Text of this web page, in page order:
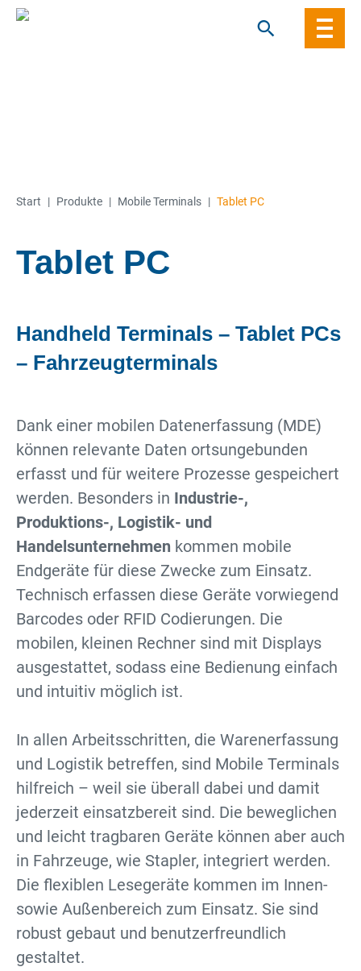
Start | Produkte | Mobile Terminals | Tablet PC
Tablet PC
Handheld Terminals – Tablet PCs
– Fahrzeugterminals
Dank einer mobilen Datenerfassung (MDE)
können relevante Daten ortsungebunden
erfasst und für weitere Prozesse gespeichert
werden. Besonders in Industrie-,
Produktions-, Logistik- und
Handelsunternehmen kommen mobile
Endgeräte für diese Zwecke zum Einsatz.
Technisch erfassen diese Geräte vorwiegend
Barcodes oder RFID Codierungen. Die
mobilen, kleinen Rechner sind mit Displays
ausgestattet, sodass eine Bedienung einfach
und intuitiv möglich ist.
In allen Arbeitsschritten, die Warenerfassung
und Logistik betreffen, sind Mobile Terminals
hilfreich – weil sie überall dabei und damit
jederzeit einsatzbereit sind. Die beweglichen
und leicht tragbaren Geräte können aber auch
in Fahrzeuge, wie Stapler, integriert werden.
Die flexiblen Lesegeräte kommen im Innen-
sowie Außenbereich zum Einsatz. Sie sind
robust gebaut und benutzerfreundlich
gestaltet.